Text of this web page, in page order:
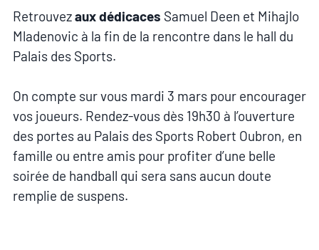
Retrouvezaux dédicaces Samuel Deen et Mihajlo
Mladenovic à la fin de la rencontre dans le hall du
Palais des Sports.
On compte sur vous mardi 3 mars pour encourager
vos joueurs. Rendez-vous dès 19h30 à l’ouverture
des portes au Palais des Sports Robert Oubron, en
famille ou entre amis pour profiter d’une belle
soirée de handball qui sera sans aucun doute
remplie de suspens.